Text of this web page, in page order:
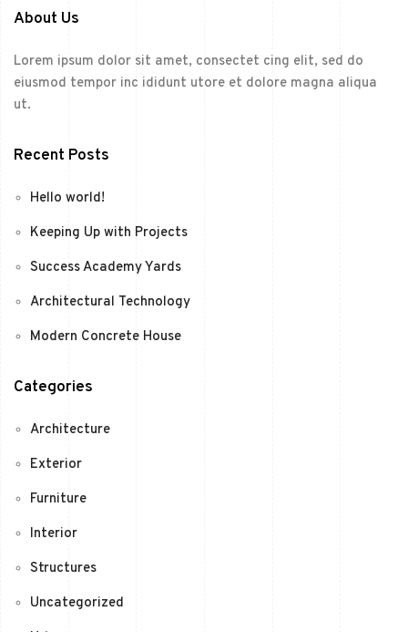
About Us
Lorem ipsum dolor sit amet, consectet cing elit, sed do
eiusmod tempor inc ididunt utore et dolore magna aliqua
ut.
Recent Posts
Hello world!
Keeping Up with Projects
Success Academy Yards
Architectural Technology
Modern Concrete House
Categories
Architecture
Exterior
Furniture
Interior
Structures
Uncategorized